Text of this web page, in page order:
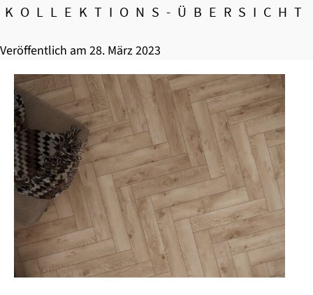
KOLLEKTIONS-ÜBERSICHT
Veröffentlich am 28. März 2023